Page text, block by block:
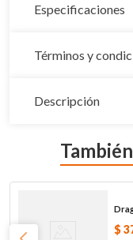
Especificaciones
Términos y
Descripción
$